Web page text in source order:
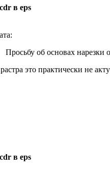
в eps
Просьбу об основах нарезки
это практически не
в eps